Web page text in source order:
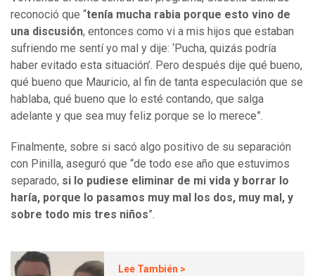
reconoció que “tenía mucha rabia porque esto vino de
una discusión, entonces como vi a mis hijos que estaban
sufriendo me sentí yo mal y dije: ‘Pucha, quizás podría
haber evitado esta situación’. Pero después dije qué bueno,
qué bueno que Mauricio, al fin de tanta especulación que se
hablaba, qué bueno que lo esté contando, que salga
adelante y que sea muy feliz porque se lo merece”.
Finalmente, sobre si sacó algo positivo de su separación
con Pinilla, aseguró que “de todo ese año que estuvimos
separado, si lo pudiese eliminar de mi vida y borrar lo
haría, porque lo pasamos muy mal los dos, muy mal, y
sobre todo mis tres niños”.
Lee También >